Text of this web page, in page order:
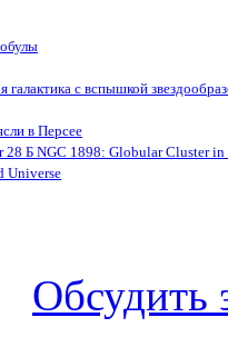
галактика с вспышкой
в Персее
28 Б NGC 1898: Globular Cluster
Universe
Обсудить